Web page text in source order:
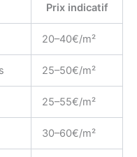
Prix indicatif
20–40€/m²
25–50€/m²
25–55€/m²
30–60€/m²